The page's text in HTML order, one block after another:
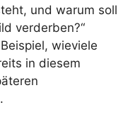
und warum soll
verderben?“
wieviele
in diesem